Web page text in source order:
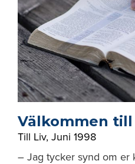
Välkommen till
Till Liv, Juni 1998
– Jag tycker synd om er